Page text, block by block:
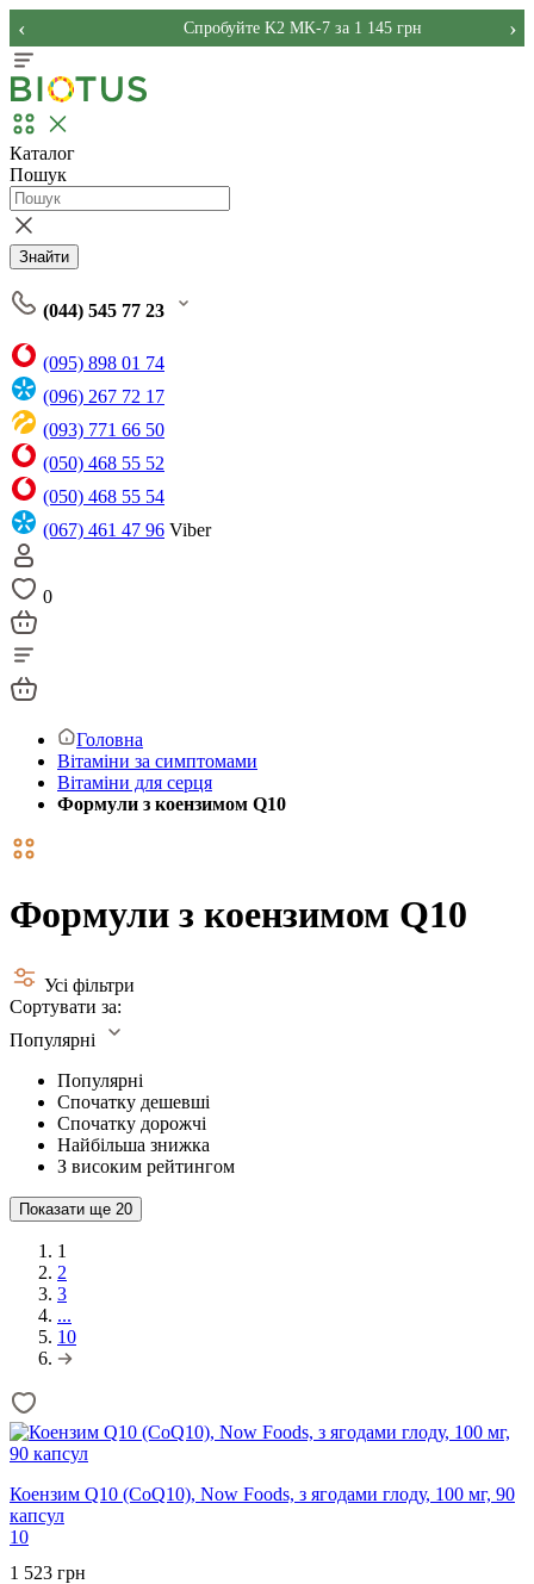
Спробуйте K2 MK-7 за 1 145 грн
‹ ›
Каталог
Пошук
Знайти
(044) 545 77 23
(095) 898 01 74
(096) 267 72 17
(093) 771 66 50
(050) 468 55 52
(050) 468 55 54
(067) 461 47 96 Viber
0
Головна
Вітаміни за симптомами
Вітаміни для серця
Формули з коензимом Q10
Формули з коензимом Q10
Усі фільтри
Сортувати за:
Популярні
Популярні
Спочатку дешевші
Спочатку дорожчі
Найбільша знижка
З високим рейтингом
Показати ще 20
1
2
3
...
10
Коензим Q10 (CoQ10), Now Foods, з ягодами глоду, 100 мг, 90
капсул
10
1 523 грн